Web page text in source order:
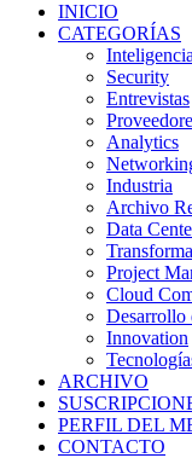
INICIO
CATEGORÍAS
Security
Entrevistas
Analytics
Industria
Archivo
Data
Project
Cloud
Desarrollo
Innovation
ARCHIVO
PERFIL DEL
CONTACTO